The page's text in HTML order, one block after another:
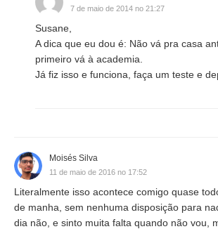
7 de maio de 2014 no 21:27
Susane,
A dica que eu dou é: Não vá pra casa
primeiro vá à academia.
Já fiz isso e funciona, faça um teste e
Moisés Silva
11 de maio de 2016 no 17:52
Literalmente isso acontece comigo quase
de manha, sem nenhuma disposição para
dia não, e sinto muita falta quando não vou,